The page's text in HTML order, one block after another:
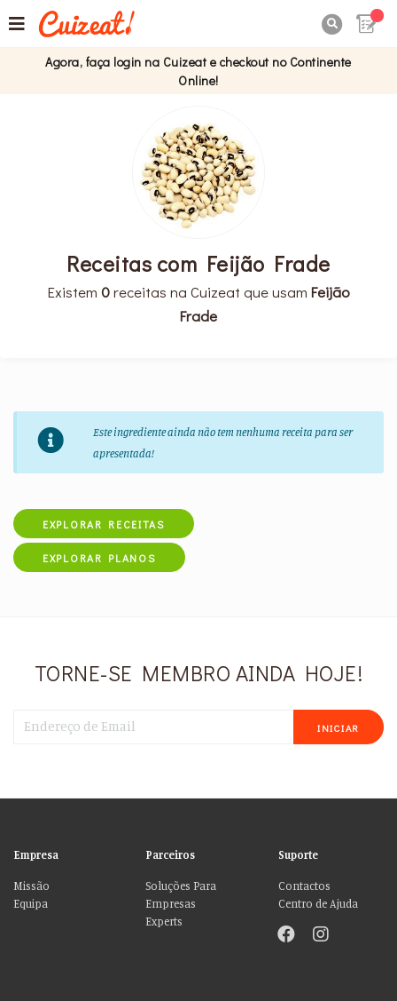

Agora, faça login na Cuizeat e checkout no Continente
Online!
Receitas com Feijão Frade
Existem 0receitas na Cuizeat que usam Feijão
Frade
Este ingrediente ainda não tem nenhuma receita para ser
apresentada!
EXPLORAR RECEITAS
EXPLORAR PLANOS
TORNE-SE MEMBRO AINDA HOJE!
INICIAR
Empresa
Missão
Equipa
Parceiros
Soluções Para
Empresas
Experts
Suporte
Contactos
Centro de Ajuda